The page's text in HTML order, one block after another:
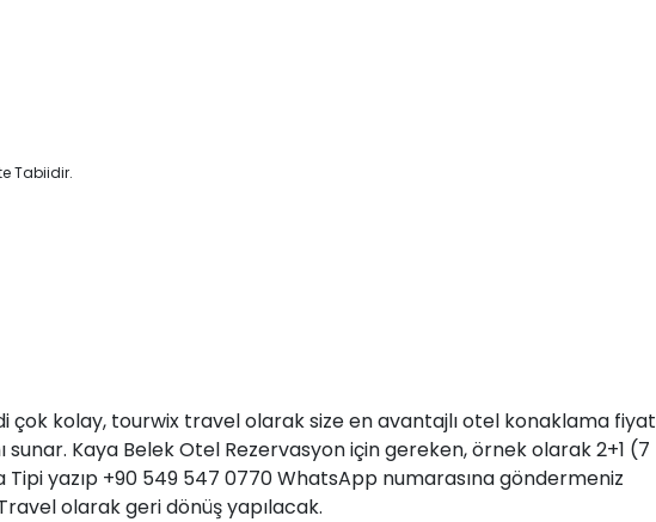
Tabiidir.
çok kolay, tourwix travel olarak size en avantajlı otel konaklama fiyat
sunar. Kaya Belek Otel Rezervasyon için gereken, örnek olarak 2+1 (7
Tipi yazıp +90 549 547 0770 WhatsApp numarasına göndermeniz
olarak geri dönüş yapılacak.